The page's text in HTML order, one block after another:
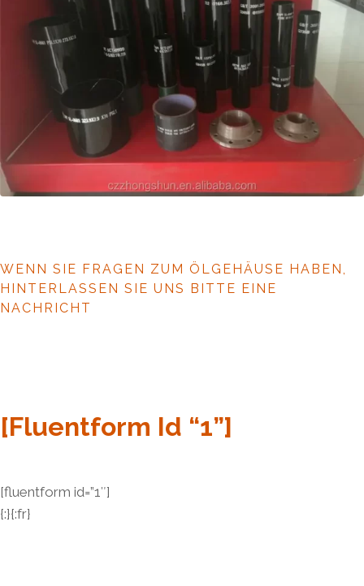
WENN SIE FRAGEN ZUM ÖLGEHÄUSE HABEN,
HINTERLASSEN SIE UNS BITTE EINE
NACHRICHT
[fluentform Id “1”]
[fluentform id=”1″]
{:}{:fr}